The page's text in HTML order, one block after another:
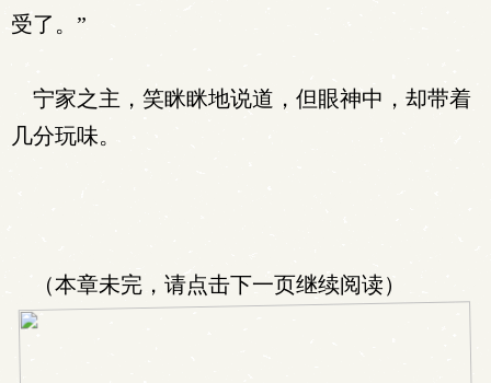
受了。”
宁家之主，笑眯眯地说道，但眼神中，却带着
几分玩味。
（本章未完，请点击下一页继续阅读）